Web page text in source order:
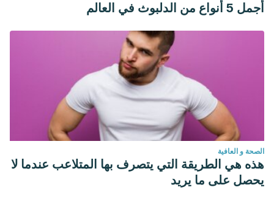
أجمل 5 أنواع من الدلبوث في العالم
الصحة و العافية
هذه هي الطريقة التي يتصرف بها المتلاعب عندما لا
يحصل على ما يريد